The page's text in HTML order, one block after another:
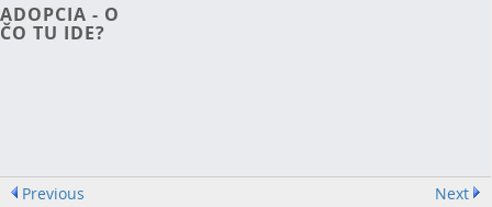
ADOPCIA - O
ČO TU IDE?
Previous Next